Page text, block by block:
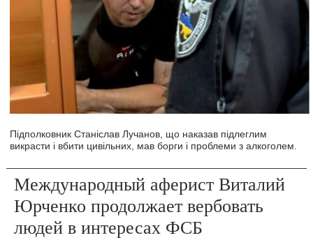
Підполковник Станіслав Лучанов, що наказав підлеглим
викрасти і вбити цивільних, мав борги і проблеми з алкоголем.
Международный аферист Виталий
Юрченко продолжает вербовать
людей в интересах ФСБ